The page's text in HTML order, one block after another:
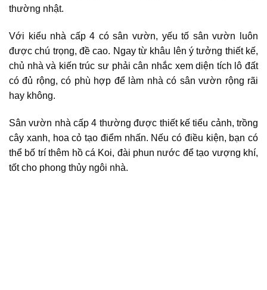
thường nhật.
Với kiểu nhà cấp 4 có sân vườn, yếu tố sân vườn luôn
được chú trọng, đề cao. Ngay từ khâu lên ý tưởng thiết kế,
chủ nhà và kiến trúc sư phải cân nhắc xem diện tích lô đất
có đủ rộng, có phù hợp để làm nhà có sân vườn rộng rãi
hay không.
Sân vườn nhà cấp 4 thường được thiết kế tiểu cảnh, trồng
cây xanh, hoa cỏ tạo điểm nhấn. Nếu có điều kiện, bạn có
thể bố trí thêm hồ cá Koi, đài phun nước để tạo vượng khí,
tốt cho phong thủy ngôi nhà.